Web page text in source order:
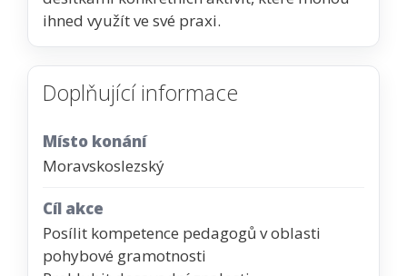
ihned využít ve své praxi.
Doplňující informace
Místo konání
Moravskoslezský
Cíl akce
Posílit kompetence pedagogů v oblasti
pohybové gramotnosti